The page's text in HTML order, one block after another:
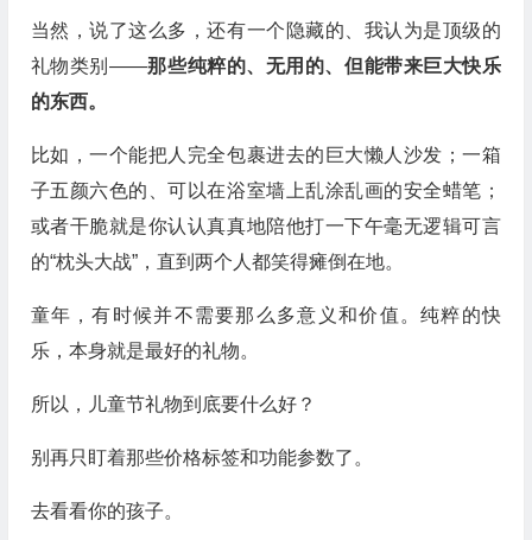
当然，说了这么多，还有一个隐藏的、我认为是顶级的
礼物类别——那些纯粹的、无用的、但能带来巨大快乐
的东西。
比如，一个能把人完全包裹进去的巨大懒人沙发；一箱
子五颜六色的、可以在浴室墙上乱涂乱画的安全蜡笔；
或者干脆就是你认认真真地陪他打一下午毫无逻辑可言
的“枕头大战”，直到两个人都笑得瘫倒在地。
童年，有时候并不需要那么多意义和价值。纯粹的快
乐，本身就是最好的礼物。
所以，儿童节礼物到底要什么好？
别再只盯着那些价格标签和功能参数了。
去看看你的孩子。